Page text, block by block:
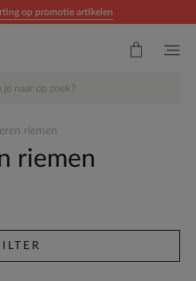
op promotie artikelen
riemen
riemen